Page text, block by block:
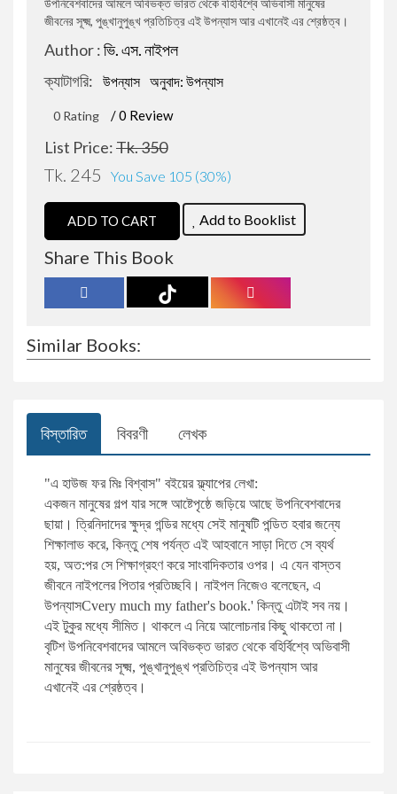
বারাক ওবামা
বিভূতিভূষণ বন্দ্যোপাধ্যায়
জোনাথন এল.লী
মহিউদ্দিন আহমদ
ডানকান ক্লার্ক
রফিকুর রশীদ
সালাহ উদ্দিন মাহমুদ
হাবীবুল্লাহ সিরাজী
ইলমা বেহরোজ
রাজনীতি বিষয়ক প্রবন্ধ
প্রফেশনাল ও ক্যারিয়ার উন্নয়ন
ফ্রিল্যান্সিং ও আউটসোর্সিং
ডায়েরি ও চিঠিপত্র সংকলন
সায়েন্স ফিকশন
দক্ষতা বৃদ্ধি
উদ্যোক্তা ও ব্যবসায়িক ব্যক্তিত্ব
আত্ম-উন্নয়ন ও মেডিটেশন
ব্যবসা-বানিজ্য ও অর্থনীতি বিষয়ক
উপনিবেশবাদের আমলে অবিভক্ত ভারত থেকে বহির্বিশ্বে অভিবাসী মানুষের
জীবনের সূক্ষ্ম, পুঙ্খানুপুঙ্খ প্রতিচিত্র এই উপন্যাস আর এখানেই এর শ্রেষ্ঠত্ব।
Author :ভি. এস. নাইপল
ক্যাটাগরি:
উপন্যাস অনুবাদ: উপন্যাস
0 Rating / 0 Review
List Price:Tk. 350
Tk. 245 You Save 105 (30%)
ADD TO CART Add to Booklist
Share This Book
Similar Books:
বিস্তারিত বিবরণী লেখক
"এ হাউজ ফর মিঃ বিশ্বাস" বইয়ের ফ্ল্যাপের লেখা:
একজন মানুষের গল্প যার সঙ্গে আষ্টেপৃষ্ঠে জড়িয়ে আছে উপনিবেশবাদের
ছায়া। ত্রিনিদাদের ক্ষুদ্র গন্ডির মধ্যে সেই মানুষটি পন্ডিত হবার জন্যে
শিক্ষালাভ করে, কিন্তু শেষ পর্যন্ত এই আহবানে সাড়া দিতে সে ব্যর্থ
হয়, অত:পর সে শিক্ষাগ্রহণ করে সাংবাদিকতার ওপর। এ যেন বাস্তব
জীবনে নাইপলের পিতার প্রতিচ্ছবি। নাইপল নিজেও বলেছেন, এ
উপন্যাসCvery much my father's book.' কিন্তু এটাই সব নয়।
এই টুকুর মধ্যে সীমিত। থাকলে এ নিয়ে আলােচনার কিছু থাকতাে না।
বৃটিশ উপনিবেশবাদের আমলে অবিভক্ত ভারত থেকে বহির্বিশ্বে অভিবাসী
মানুষের জীবনের সূক্ষ্ম, পুঙ্খানুপুঙ্খ প্রতিচিত্র এই উপন্যাস আর
এখানেই এর শ্রেষ্ঠত্ব।